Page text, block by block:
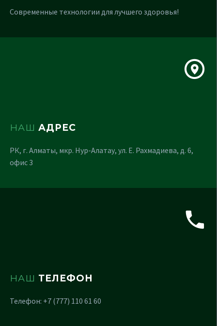
Современные технологии для лучшего здоровья!
НАШ АДРЕС
РК, г. Алматы, мкр. Нур-Алатау, ул. Е. Рахмадиева, д. 6,
офис 3
НАШ ТЕЛЕФОН
Телефон: +7 (777) 110 61 60